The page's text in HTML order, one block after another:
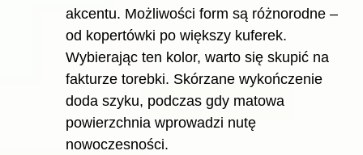
akcentu. Możliwości form są różnorodne –
od kopertówki po większy kuferek.
Wybierając ten kolor, warto się skupić na
fakturze torebki. Skórzane wykończenie
doda szyku, podczas gdy matowa
powierzchnia wprowadzi nutę
nowoczesności.